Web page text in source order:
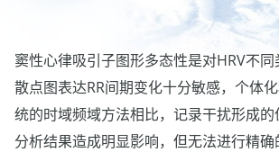
窦性心律吸引子图形多态性是对HRV不
散点图表达RR间期变化十分敏感，个体
统的时域频域方法相比，记录干扰形成的
分析结果造成明显影响，但无法进行精